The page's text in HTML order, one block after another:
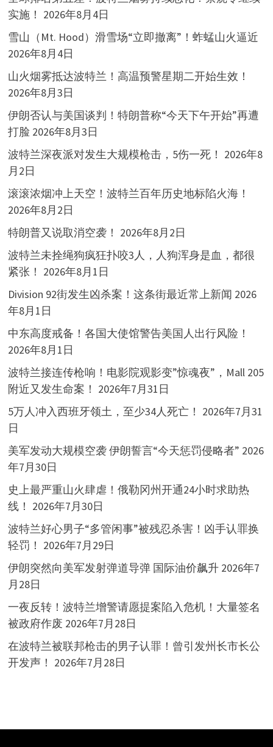
实施！ 2026年8月4日
雪山（Mt. Hood）滑雪场“立即撤离”！蚱蜢山火逼近
2026年8月4日
山火烟雾抵达波特兰！高温预警星期二开始生效！
2026年8月3日
伊朗否认与美国谈判！特朗普称“今天下午开始”再遭
打脸 2026年8月3日
波特兰深夜派对发生大规模枪击，5伤一死！ 2026年8
月2日
滚滚浓烟冲上天空！波特兰百年历史地标陷火海！
2026年8月2日
特朗普又说取消空袭！ 2026年8月2日
波特兰未拴绳狗疯狂扑咬3人，人狗浑身是血，都很
紧张！ 2026年8月1日
Division 92街发生凶杀案！这条街最近常上新闻 2026
年8月1日
中东高度戒备！各国大使馆警告美国人出行风险！
2026年8月1日
波特兰接连传枪响！电影院观影变”惊魂夜”，Mall 205
附近又发生命案！ 2026年7月31日
5万人冲入西班牙领土，至少34人死亡！ 2026年7月31
日
美军发动大规模空袭 伊朗誓言“今天惩罚侵略者” 2026
年7月30日
史上最严重山火肆虐！俄勒冈州开通24小时求助热
线！ 2026年7月30日
波特兰好心男子“多管闲事”被残忍杀害！凶手认罪换
轻罚！ 2026年7月29日
伊朗突然向美军发射弹道导弹 国际油价飙升 2026年7
月28日
一夜反转！波特兰增警请愿提案陷入危机！大量签名
被政府作废 2026年7月28日
在波特兰被联邦枪击的男子认罪！曾引发州长市长公
开发声！ 2026年7月28日